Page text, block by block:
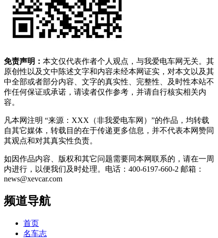
免责声明： 本文仅代表作者个人观点，与我爱电车网无关。其
原创性以及文中陈述文字和内容未经本网证实，对本文以及其
中全部或者部分内容、文字的真实性、完整性、及时性本站不
作任何保证或承诺，请读者仅作参考，并请自行核实相关内
容。
凡本网注明 “来源：XXX（非我爱电车网）”的作品，均转载
自其它媒体，转载目的在于传递更多信息，并不代表本网赞同
其观点和对其真实性负责。
如因作品内容、版权和其它问题需要同本网联系的，请在一周
内进行，以便我们及时处理。电话：400-6197-660-2 邮箱：
news@xevcar.com
频道导航
首页
名车志